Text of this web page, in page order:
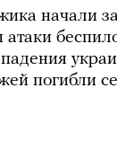
начали
падения
погибли